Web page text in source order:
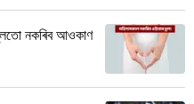
নকৰিব আওকাণ